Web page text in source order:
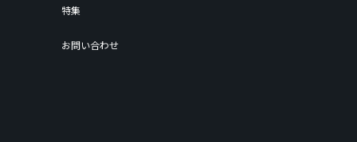
特集
お問い合わせ